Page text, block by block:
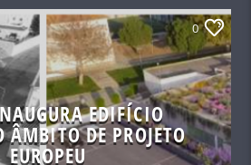
0
EDIFÍCIO
ÂMBITO DE PROJETO
EUROPEU